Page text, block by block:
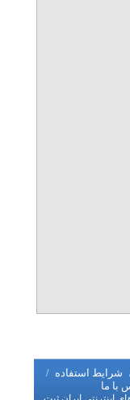
شرایط استفاده /
با ما